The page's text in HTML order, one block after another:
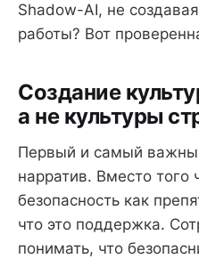
Shadow-AI, не
работы? Вот
Создание
а не культуры
Первый и самый
нарратив. Вместо того
безопасность как
что это поддержка.
понимать, что